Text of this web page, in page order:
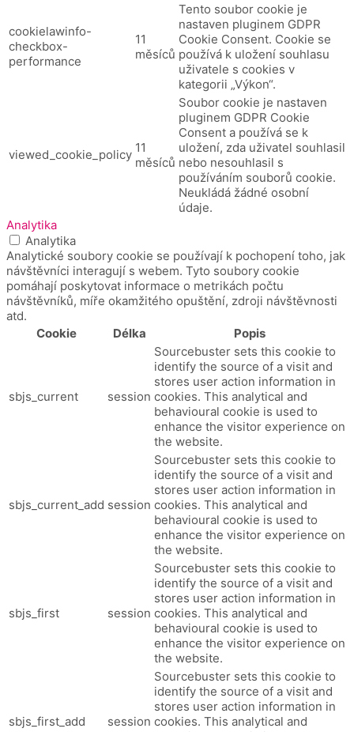
cookielawinfo-
checkbox-
performance
11
měsíců
Tento soubor cookie je
nastaven pluginem GDPR
Cookie Consent. Cookie se
používá k uložení souhlasu
uživatele s cookies v
kategorii „Výkon“.
viewed_cookie_policy 11
měsíců
Soubor cookie je nastaven
pluginem GDPR Cookie
Consent a používá se k
uložení, zda uživatel souhlasil
nebo nesouhlasil s
používáním souborů cookie.
Neukládá žádné osobní
údaje.
Analytika
Analytika
Analytické soubory cookie se používají k pochopení toho, jak
návštěvníci interagují s webem. Tyto soubory cookie
pomáhají poskytovat informace o metrikách počtu
návštěvníků, míře okamžitého opuštění, zdroji návštěvnosti
atd.
Cookie
Délka Popis
sbjs_current session
Sourcebuster sets this cookie to
identify the source of a visit and
stores user action information in
cookies. This analytical and
behavioural cookie is used to
enhance the visitor experience on
the website.
sbjs_current_add session
Sourcebuster sets this cookie to
identify the source of a visit and
stores user action information in
cookies. This analytical and
behavioural cookie is used to
enhance the visitor experience on
the website.
sbjs_first session
Sourcebuster sets this cookie to
identify the source of a visit and
stores user action information in
cookies. This analytical and
behavioural cookie is used to
enhance the visitor experience on
the website.
sbjs_first_add session
Sourcebuster sets this cookie to
identify the source of a visit and
stores user action information in
cookies. This analytical and